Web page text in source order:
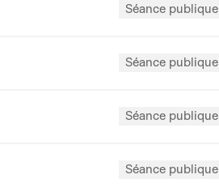
Séance publique
Séance publique
Séance publique
Séance publique